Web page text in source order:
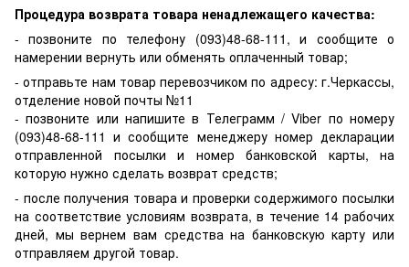
Процедура возврата товара ненадлежащего качества:
- позвоните по телефону (093)48-68-111, и сообщите о
намерении вернуть или обменять оплаченный товар;
- отправьте нам товар перевозчиком по адресу: г.Черкассы,
отделение новой почты №11
- позвоните или напишите в Телеграмм / Viber по номеру
(093)48-68-111 и сообщите менеджеру номер декларации
отправленной посылки и номер банковской карты, на
которую нужно сделать возврат средств;
- после получения товара и проверки содержимого посылки
на соответствие условиям возврата, в течение 14 рабочих
дней, мы вернем вам средства на банковскую карту или
отправляем другой товар.